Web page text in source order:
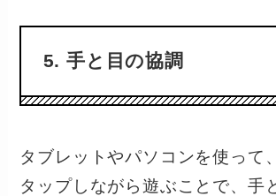
5. 手と目の協調
タブレットやパソコンを使って
タップしながら遊ぶことで、手